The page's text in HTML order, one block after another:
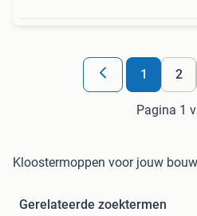
1 2
Pagina 1
Kloostermoppen voor jouw
Gerelateerde zoektermen